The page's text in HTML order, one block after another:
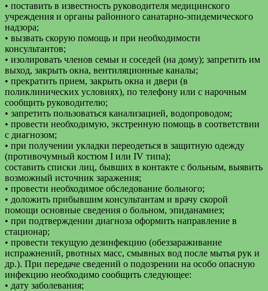
• поставить в известность руководителя медицинского
учреждения и органы районного санатарно-эпидемического
надзора;
• вызвать скорую помощь и при необходимости
консультантов;
• изолировать членов семьи и соседей (на дому); запретить им
выход, закрыть окна, вентиляционные каналы;
• прекратить прием, закрыть окна и двери (в
поликлинических условиях), по телефону или с нарочным
сообщить руководителю;
• запретить пользоваться канализацией, водопроводом;
• провести необходимую, экстренную помощь в соответствии
с диагнозом;
• при получении укладки переодеться в защитную одежду
(противочумный костюм I или IV типа);
составить списки лиц, бывших в контакте с больным, выявить
возможный источник заражения;
• провести необходимое обследование больного;
• доложить прибывшим консультантам и врачу скорой
помощи основные сведения о больном, эпиданамнез;
• при подтверждении диагноза оформить направление в
стационар;
• провести текущую дезинфекцию (обеззараживание
испражнений, рвотных масс, смывных вод после мытья рук и
др.). При передаче сведений о подозрении на особо опасную
инфекцию необходимо сообщить следующее:
• дату заболевания;